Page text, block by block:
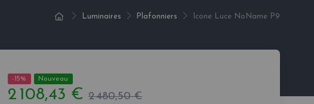
Luminaires Plafonniers Icone Luce NoName P9
-15% Nouveau
2 108,43 € 2 480,50 €